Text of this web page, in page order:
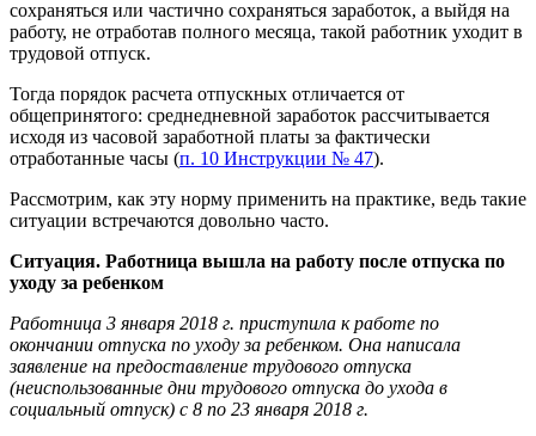
сохраняться или частично сохраняться заработок, а выйдя на
работу, не отработав полного месяца, такой работник уходит в
трудовой отпуск.
Тогда порядок расчета отпускных отличается от
общепринятого: среднедневной заработок рассчитывается
исходя из часовой заработной платы за фактически
отработанные часы (п. 10 Инструкции № 47).
Рассмотрим, как эту норму применить на практике, ведь такие
ситуации встречаются довольно часто.
Ситуация. Работница вышла на работу после отпуска по
уходу за ребенком
Работница 3 января 2018 г. приступила к работе по
окончании отпуска по уходу за ребенком. Она написала
заявление на предоставление трудового отпуска
(неиспользованные дни трудового отпуска до ухода в
социальный отпуск) с 8 по 23 января 2018 г.